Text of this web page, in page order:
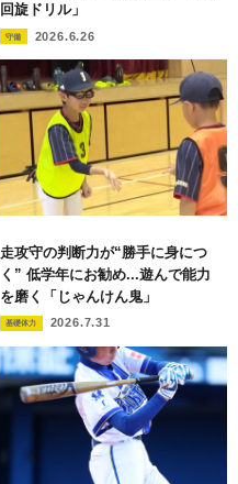
回旋ドリル」
守備 2026.6.26
走攻守の判断力が“勝手に身につ
く” 低学年にお勧め...遊んで能力
を磨く「じゃんけん鬼」
基礎体力 2026.7.31